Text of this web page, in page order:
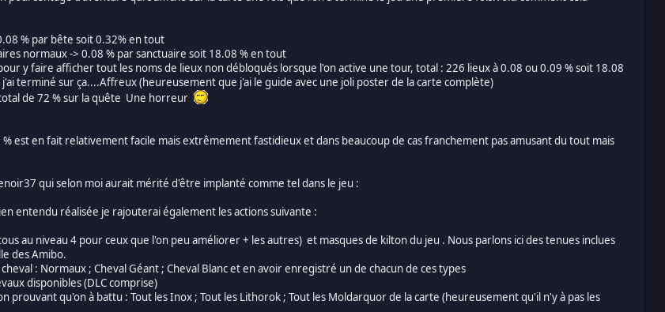
% par bête soit 0.32% en tout
normaux -> 0.08 % par sanctuaire soit 18.08 % en tout
y faire afficher tout les noms de lieux non débloqués lorsque l'on active une tour, total : 226 lieux à 0.08 ou 0.09 % soit 18.08
j'ai terminé sur ça....Affreux (heureusement que j'ai le guide avec une joli poster de la carte complète)
de 72 % sur la quête Une horreur
est en fait relativement facile mais extrêmement fastidieux et dans beaucoup de cas franchement pas amusant du tout mais
qui selon moi aurait mérité d'être implanté comme tel dans le jeu :
entendu réalisée je rajouterai également les actions suivante :
au niveau 4 pour ceux que l'on peu améliorer + les autres) et masques de kilton du jeu . Nous parlons ici des tenues inclues
des Amibo.
: Normaux ; Cheval Géant ; Cheval Blanc et en avoir enregistré un de chacun de ces types
disponibles (DLC comprise)
prouvant qu'on à battu : Tout les Inox ; Tout les Lithorok ; Tout les Moldarquor de la carte (heureusement qu'il n'y à pas les